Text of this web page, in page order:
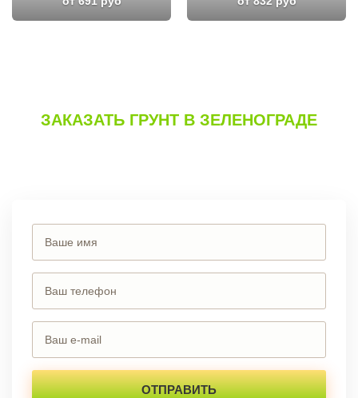
ЗАКАЗАТЬ ГРУНТ В ЗЕЛЕНОГРАДЕ